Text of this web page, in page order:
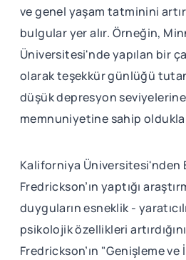
ve genel yaşam tatminini
bulgular yer alır. Örneğin,
Üniversitesi'nde yapılan bir
olarak teşekkür günlüğü
düşük depresyon
memnuniyetine sahip
Kaliforniya Üniversitesi'nden
Fredrickson’ın yaptığı
duyguların esneklik -
psikolojik özellikleri
Fredrickson’ın "Genişleme ve